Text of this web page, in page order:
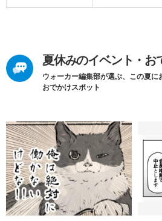
夏休みのイベント・お
ウォーカー編集部が選ぶ、この夏に
おでかけスポット